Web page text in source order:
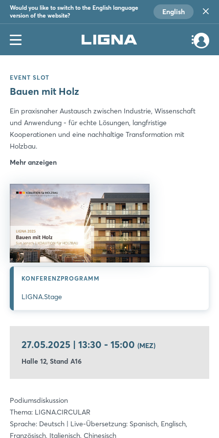
Would you like to switch to the English language
version of the website?
English
EVENT SLOT
Bauen mit Holz
Ein praxisnaher Austausch zwischen Industrie, Wissenschaft
und Anwendung - für echte Lösungen, langfristige
Kooperationen und eine nachhaltige Transformation mit
Holzbau.
Mehr anzeigen
KONFERENZPROGRAMM
LIGNA.Stage
27.05.2025 | 13:30 - 15:00 (MEZ)
Halle 12, Stand A16
Podiumsdiskussion
Thema: LIGNA.CIRCULAR
Sprache: Deutsch | Live-Übersetzung: Spanisch, Englisch,
Französisch, Italienisch, Chinesisch